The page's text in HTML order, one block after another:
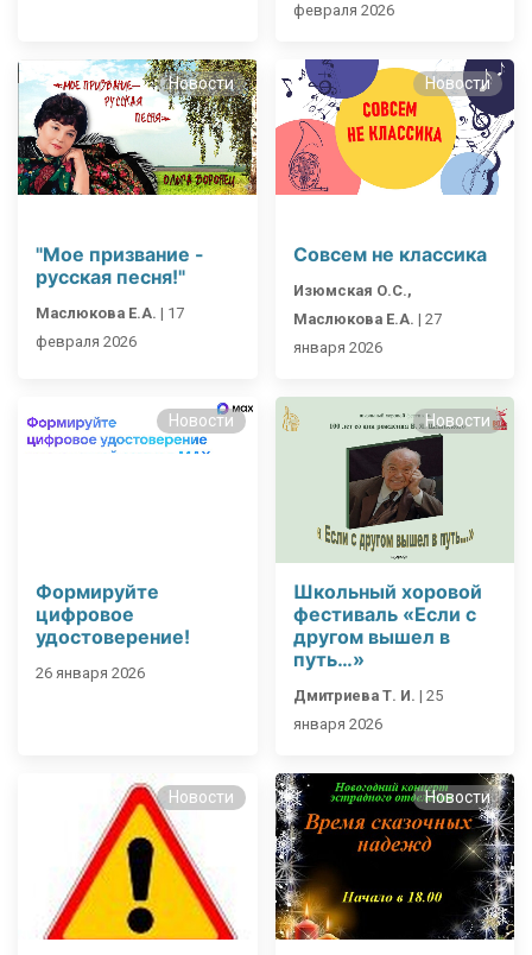
февраля 2026
Новости
"Мое призвание -
русская песня!"
Маслюкова Е.А. | 17
февраля 2026
Новости
Совсем не классика
Изюмская О.С.,
Маслюкова Е.А. | 27
января 2026
Новости
Формируйте
цифровое
удостоверение!
26 января 2026
Новости
Школьный хоровой
фестиваль «Если с
другом вышел в
путь…»
Дмитриева Т. И. | 25
января 2026
Новости Новости